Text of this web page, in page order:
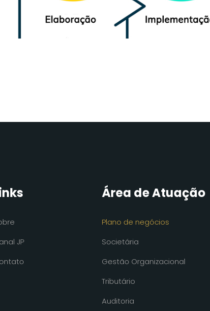
JP
Área de Atuação
Plano de negócios
Societária
Gestão Organizacional
Tributário
Auditoria